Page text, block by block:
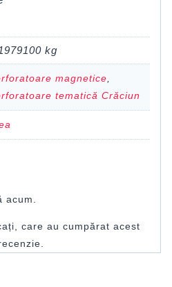
kg
magnetice,
tematică Crăciun
care au cumpărat acest